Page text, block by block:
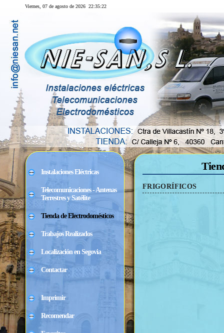
Viernes, 07 de agosto de 2026 22:35:22
Instalaciones Eléctricas
Telecomunicaciones - Antenas
Terrestres y Satélite
Tienda de Electrodomésticos
Trabajos Realizados
Localización en Segovia
Contactar
Imprimir
Recomendar
FRIGORÍFICOS